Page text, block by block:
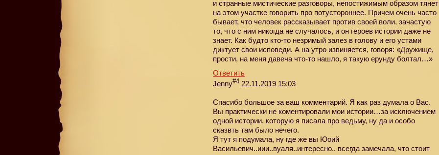
и странные мистические разговоры, непостижимым образом тянет
на этом участке говорить про потустороннее. Причем очень часто
бывает, что человек рассказывает против своей воли, зачастую
то, что с ним никогда не случалось, и он героев истории даже не
знает. Как будто кто-то незримый залез в голову и его устами
диктует свои исповеди. А на утро извиняется, говоря: «Дружище,
прости, на меня давеча что-то нашло, я такую ерунду болтал…»
Ответить
Jenny#4 22.11.2019 15:03
Спасибо большое за ваш комментарий. Я как раз думала о Вас.
Вы практически не коментировали мои истории…за исключением
одной истории, которую я писала про ведьму, ну да и особо
сказвть там было нечего.
Я тут я подумала, ну где же вы Юоий
Васильевич..иии..вуаля..интересно.. всегда замечала, что стоит